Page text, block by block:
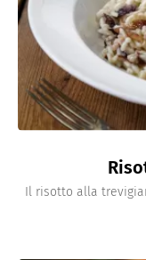
Il risotto alla